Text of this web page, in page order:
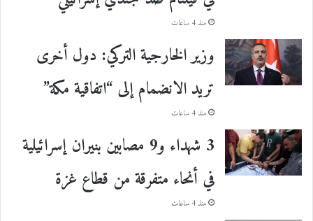
منذ 4 ساعات
وزير الخارجية التركي: دول أخرى
تريد الانضمام إلى “اتفاقية مكة”
منذ 4 ساعات
3 شهداء و9 مصابين بنيران إسرائيلية
في أنحاء متفرقة من قطاع غزة
منذ 4 ساعات